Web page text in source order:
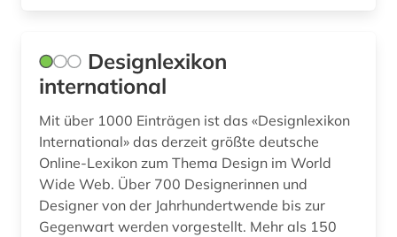
physik (1)
politische philosophie (1)
quelle (1)
russland (1)
sozialphilosophie (1)
Designlexikon
international
Mit über 1000 Einträgen ist das «Designlexikon
International» das derzeit größte deutsche
Online-Lexikon zum Thema Design im World
Wide Web. Über 700 Designerinnen und
Designer von der Jahrhundertwende bis zur
Gegenwart werden vorgestellt. Mehr als 150